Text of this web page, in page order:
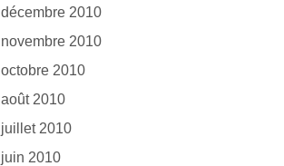
décembre 2010
novembre 2010
octobre 2010
août 2010
juillet 2010
juin 2010